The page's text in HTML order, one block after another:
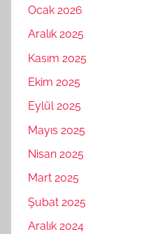
Ocak 2026
Aralık 2025
Kasım 2025
Ekim 2025
Eylül 2025
Mayıs 2025
Nisan 2025
Mart 2025
Şubat 2025
Aralık 2024